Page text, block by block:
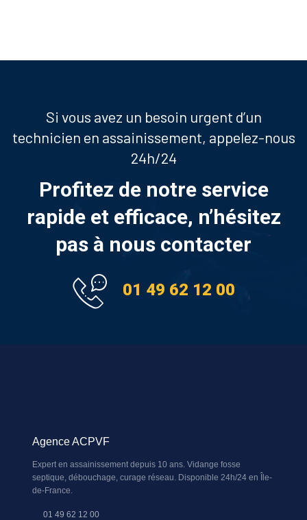
Si vous avez un besoin urgent d’un
technicien en assainissement, appelez-nous
24h/24
Profitez de notre service
rapide et efficace, n’hésitez
pas à nous contacter
01 49 62 12 00
Agence ACPVF
Expert en assainissement depuis 10 ans. Vidange fosse
septique, débouchage, curage réseau. Disponible 24h/24 en Île-
de-France.
01 49 62 12 00